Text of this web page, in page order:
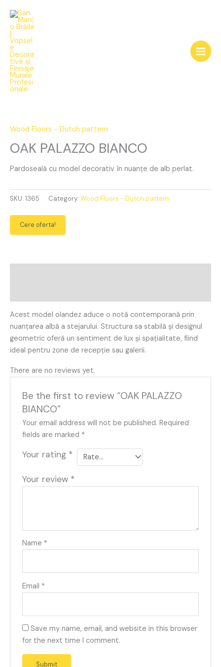
content
Wood Floors - Dutch pattern
OAK PALAZZO BIANCO
Pardoseală cu model decorativ în nuanțe de alb perlat.
BIANCO
SKU: 1365 Category: Wood Floors - Dutch pattern
Cere oferta!
Acest model olandez aduce o notă contemporană prin
nuanțarea albă a stejarului. Structura sa stabilă și designul
geometric oferă un sentiment de lux și spațialitate, fiind
ideal pentru zone de recepție sau galerii.
There are no reviews yet.
Be the first to review “OAK PALAZZO
BIANCO”
Your email address will not be published. Required
fields are marked *
Your rating *
Your review *
Name *
Email *
Save my name, email, and website in this browser
for the next time I comment.